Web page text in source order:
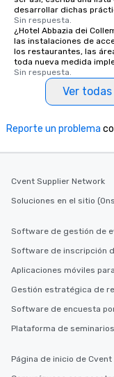
desarrollar dichas
Sin respuesta.
¿Hotel Abbazia dei
las instalaciones de
los restaurantes, las
toda nueva medida
Sin respuesta.
Ver
Reporte un problema
Cvent Supplier Network
Soluciones en el sitio
Software de gestión de
Software de inscripción
Aplicaciones móviles
Gestión estratégica de
Software de encuesta
Plataforma de
Página de inicio de Cvent